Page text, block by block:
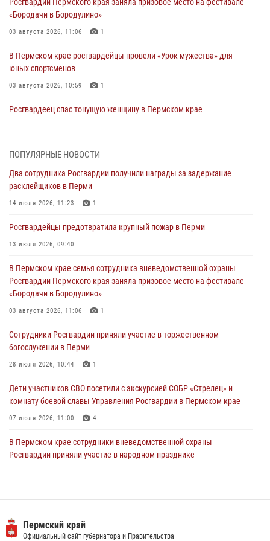
«Бородачи в Бородулино»
03 августа 2026, 11:06 1
В Пермском крае росгвардейцы провели «Урок мужества» для
юных спортсменов
03 августа 2026, 10:59 1
Росгвардеец спас тонущую женщину в Пермском крае
Сотрудники Росгвардии приняли участие в торжественном
28 июля 2026, 10:44 1
Росгвардейцы оказали силовую поддержку при задержании
28 июля 2026, 06:15
ведомственной акции «Каникулы с Росгвардией»
24 июля 2026, 08:45
Юные защитники порядка: росгвардейцы провели день в клубе
24 июля 2026, 08:43
ПОПУЛЯРНЫЕ НОВОСТИ
Два сотрудника Росгвардии получили награды за задержание
расклейщиков в Перми
14 июля 2026, 11:23 1
Росгвардейцы предотвратила крупный пожар в Перми
13 июля 2026, 09:40
В Пермском крае семья сотрудника вневедомственной охраны
Росгвардии Пермского края заняла призовое место на фестивале
«Бородачи в Бородулино»
03 августа 2026, 11:06 1
Сотрудники Росгвардии приняли участие в торжественном
богослужении в Перми
28 июля 2026, 10:44 1
Дети участников СВО посетили с экскурсией СОБР «Стрелец» и
комнату боевой славы Управления Росгвардии в Пермском крае
07 июля 2026, 11:00 4
В Пермском крае сотрудники вневедомственной охраны
Росгвардии приняли участие в народном празднике
прошло патриотическое мероприятие
03 августа 2026, 11:09
Пермский край
Официальный сайт губернатора и Правительства